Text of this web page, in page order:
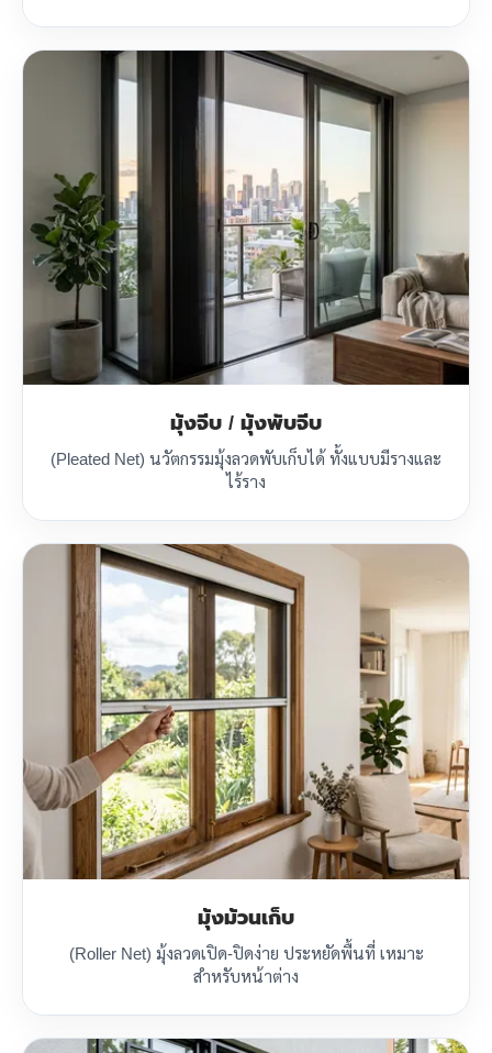
มุ้งจีบ / มุ้งพับจีบ
(Pleated Net) นวัตกรรมมุ้งลวดพับเก็บได้ ทั้งแบบมีรางและ
ไร้ราง
มุ้งม้วนเก็บ
(Roller Net) มุ้งลวดเปิด-ปิดง่าย ประหยัดพื้นที่ เหมาะ
สำหรับหน้าต่าง